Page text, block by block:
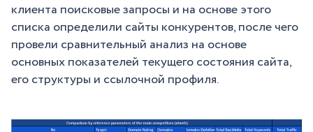
клиента поисковые запросы и на основе этого
списка определили сайты конкурентов, после чего
провели сравнительный анализ на основе
основных показателей текущего состояния сайта,
его структуры и ссылочной профиля.